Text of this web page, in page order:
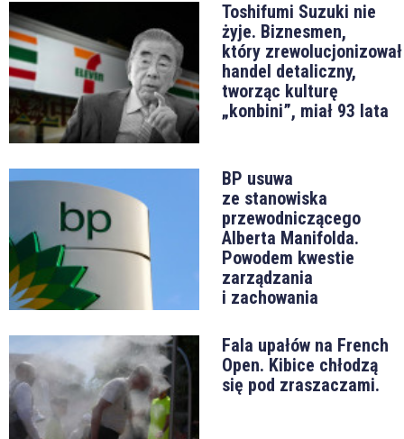
Toshifumi Suzuki nie
żyje. Biznesmen,
który zrewolucjonizował
handel detaliczny,
tworząc kulturę
„konbini”, miał 93 lata
BP usuwa
ze stanowiska
przewodniczącego
Alberta Manifolda.
Powodem kwestie
zarządzania
i zachowania
Fala upałów na French
Open. Kibice chłodzą
się pod zraszaczami.